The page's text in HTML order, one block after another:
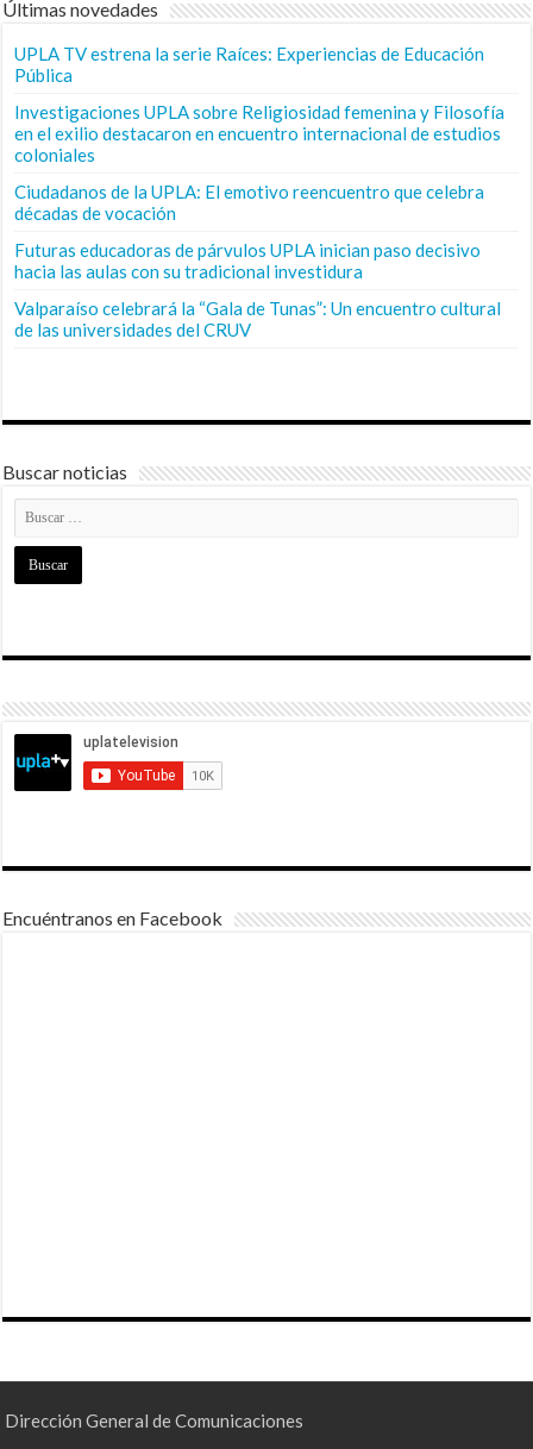
Últimas novedades
UPLA TV estrena la serie Raíces: Experiencias de Educación
Pública
Investigaciones UPLA sobre Religiosidad femenina y Filosofía
en el exilio destacaron en encuentro internacional de estudios
coloniales
Ciudadanos de la UPLA: El emotivo reencuentro que celebra
décadas de vocación
Futuras educadoras de párvulos UPLA inician paso decisivo
hacia las aulas con su tradicional investidura
Valparaíso celebrará la “Gala de Tunas”: Un encuentro cultural
de las universidades del CRUV
Buscar noticias
Encuéntranos en Facebook
Dirección General de Comunicaciones